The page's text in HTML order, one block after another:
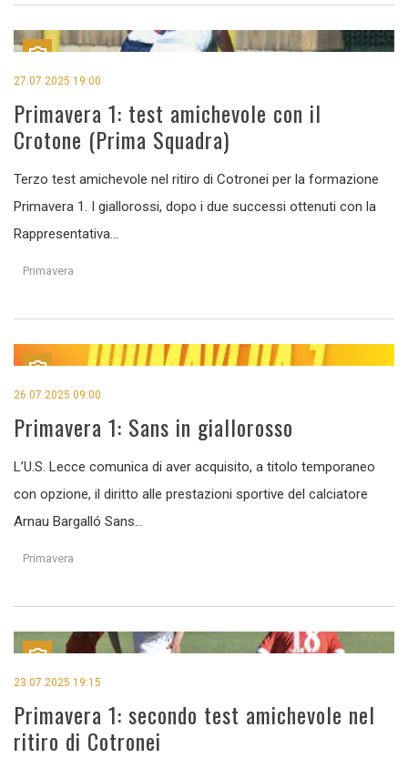
27.07.2025 19:00
Primavera 1: test amichevole con il
Crotone (Prima Squadra)
Terzo test amichevole nel ritiro di Cotronei per la formazione
Primavera 1. I giallorossi, dopo i due successi ottenuti con la
Rappresentativa...
Primavera
26.07.2025 09:00
Primavera 1: Sans in giallorosso
L’U.S. Lecce comunica di aver acquisito, a titolo temporaneo
con opzione, il diritto alle prestazioni sportive del calciatore
Arnau Bargalló Sans...
Primavera
23.07.2025 19:15
Primavera 1: secondo test amichevole nel
ritiro di Cotronei